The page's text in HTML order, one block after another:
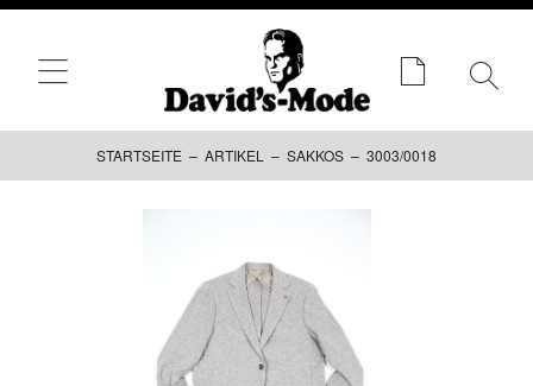
STARTSEITE – ARTIKEL – SAKKOS – 3003/0018